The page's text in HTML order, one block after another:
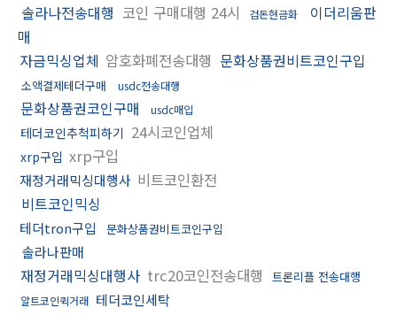
솔라나전송대행 코인 구매대행 24시 검돈현금화
이더리움판
매
자금믹싱업체 암호화폐전송대행 문화상품권비트코인구입
소액결제테더구매 usdc전송대행
문화상품권코인구매 usdc매입
테더코인추척피하기 24시코인업체
xrp구입 xrp구입
재정거래믹싱대행사 비트코인환전
비트코인믹싱
테더tron구입 문화상품권비트코인구입
솔라나판매
재정거래믹싱대행사 trc20코인전송대행 트론리플 전송대행
알트코인퀵거래 테더코인세탁